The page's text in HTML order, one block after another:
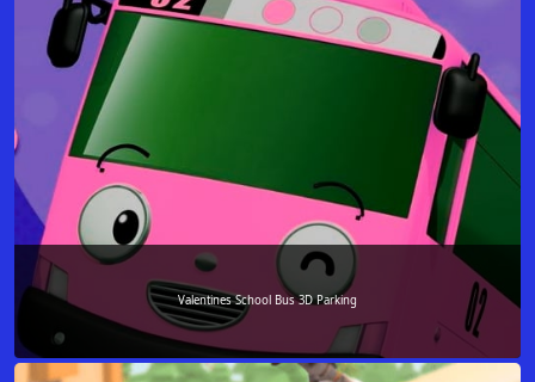
Valentines School Bus 3D Parking